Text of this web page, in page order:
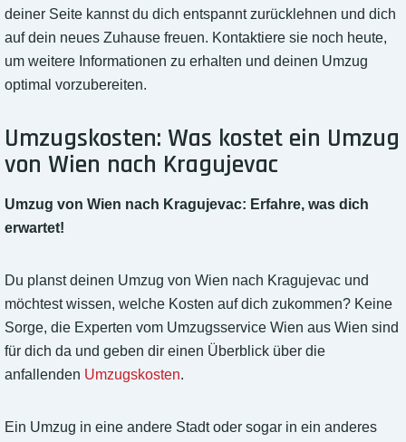
deiner Seite kannst du dich entspannt zurücklehnen und dich
auf dein neues Zuhause freuen. Kontaktiere sie noch heute,
um weitere Informationen zu erhalten und deinen Umzug
optimal vorzubereiten.
Umzugskosten: Was kostet ein Umzug
von Wien nach Kragujevac
Umzug von Wien nach Kragujevac: Erfahre, was dich
erwartet!
Du planst deinen Umzug von Wien nach Kragujevac und
möchtest wissen, welche Kosten auf dich zukommen? Keine
Sorge, die Experten vom Umzugsservice Wien aus Wien sind
für dich da und geben dir einen Überblick über die
anfallenden Umzugskosten.
Ein Umzug in eine andere Stadt oder sogar in ein anderes